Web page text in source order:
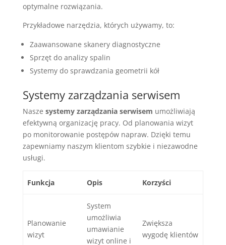
optymalne rozwiązania.
Przykładowe narzędzia, których używamy, to:
Zaawansowane skanery diagnostyczne
Sprzęt do analizy spalin
Systemy do sprawdzania geometrii kół
Systemy zarządzania serwisem
Nasze systemy zarządzania serwisem umożliwiają
efektywną organizację pracy. Od planowania wizyt
po monitorowanie postępów napraw. Dzięki temu
zapewniamy naszym klientom szybkie i niezawodne
usługi.
Funkcja Opis Korzyści
Planowanie
wizyt
System
umożliwia
umawianie
wizyt online i
Zwiększa
wygodę klientów